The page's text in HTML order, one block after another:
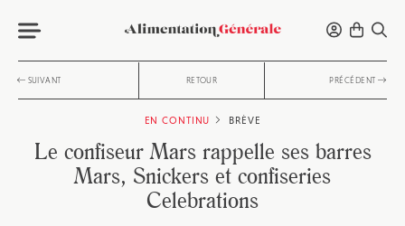
SUIVANT RETOUR PRÉCÉDENT
EN CONTINU BRÈVE
Le confiseur Mars rappelle ses barres
Mars, Snickers et confiseries
Celebrations